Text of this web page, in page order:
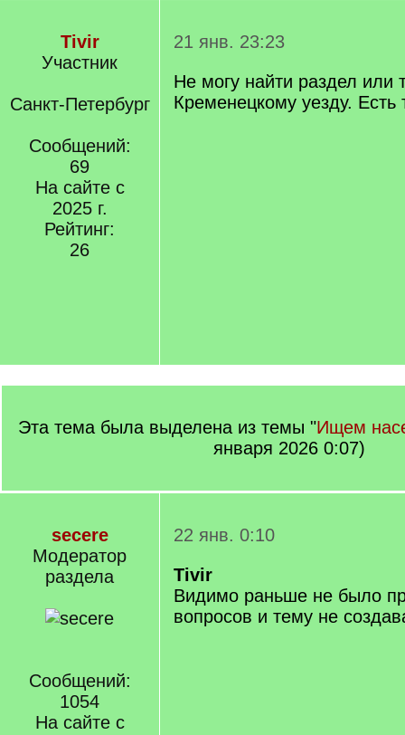
Tivir
Участник
Санкт-Петербург
Сообщений:
69
На сайте с
2025 г.
Рейтинг:
26
21 янв. 23:23
Не могу найти раздел или
Кременецкому уезду. Есть
Эта тема была выделена из темы "Ищем
января 2026 0:07)
secere
Модератор
раздела
Сообщений:
1054
На сайте с
22 янв. 0:10
Tivir
Видимо раньше не было
вопросов и тему не